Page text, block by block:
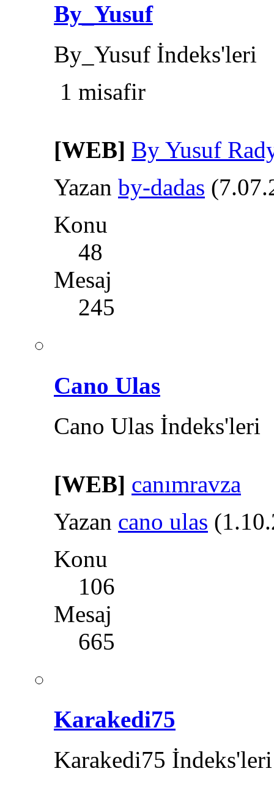
By_Yusuf
By_Yusuf İndeks'leri
1 misafir
[WEB] By Yusuf
Yazan by-dadas
Konu
48
Mesaj
245
Cano Ulas
Cano Ulas İndeks'leri
[WEB] canımravza
Yazan cano ulas
Konu
106
Mesaj
665
Karakedi75
Karakedi75 İndeks'leri